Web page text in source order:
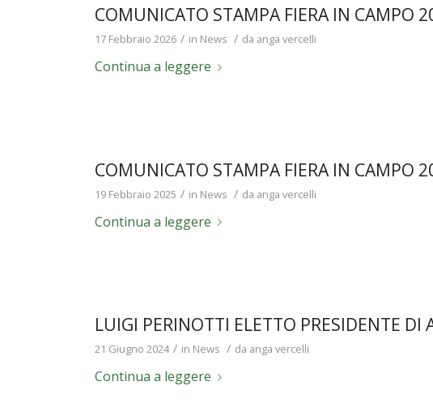
COMUNICATO STAMPA FIERA IN CAMPO
17 Febbraio 2026 / in News / da anga vercelli
Continua a leggere
COMUNICATO STAMPA FIERA IN CAMPO
19 Febbraio 2025 / in News / da anga vercelli
Continua a leggere
LUIGI PERINOTTI ELETTO PRESIDENTE DI
21 Giugno 2024 / in News / da anga vercelli
Continua a leggere